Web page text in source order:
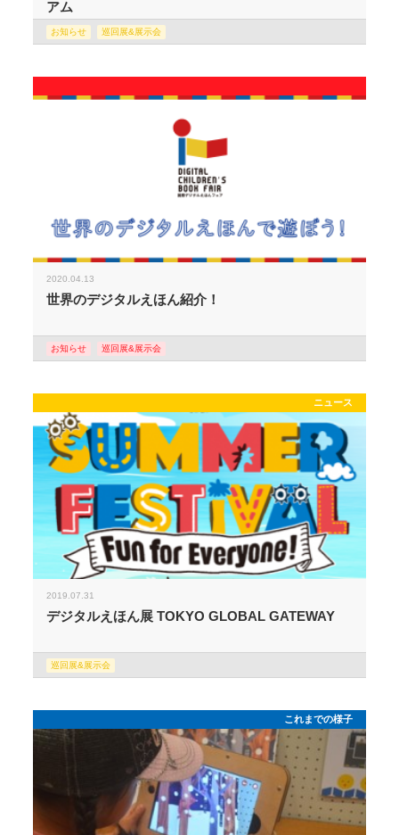
アム
お知らせ 巡回展&展示会
2020.04.13
世界のデジタルえほん紹介！
お知らせ 巡回展&展示会
ニュース
2019.07.31
デジタルえほん展 TOKYO GLOBAL GATEWAY
巡回展&展示会
これまでの様子